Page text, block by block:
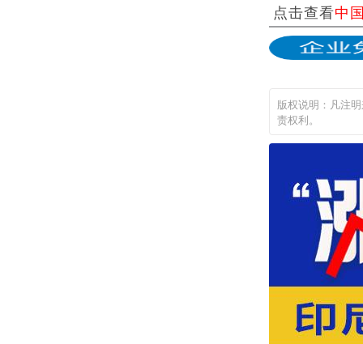
点击查看中
版权说明：凡注
责权利。